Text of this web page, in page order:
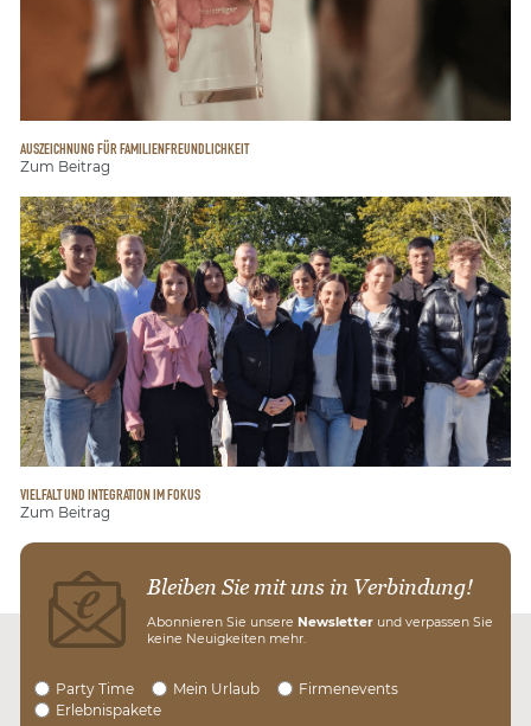
AUSZEICHNUNG FÜR FAMILIENFREUNDLICHKEIT
Zum Beitrag
VIELFALT UND INTEGRATION IM FOKUS
Zum Beitrag
Bleiben Sie mit uns in Verbindung!
Abonnieren Sie unsere Newsletter und verpassen Sie
keine Neuigkeiten mehr.
Party Time Mein Urlaub
Firmenevents
Erlebnispakete